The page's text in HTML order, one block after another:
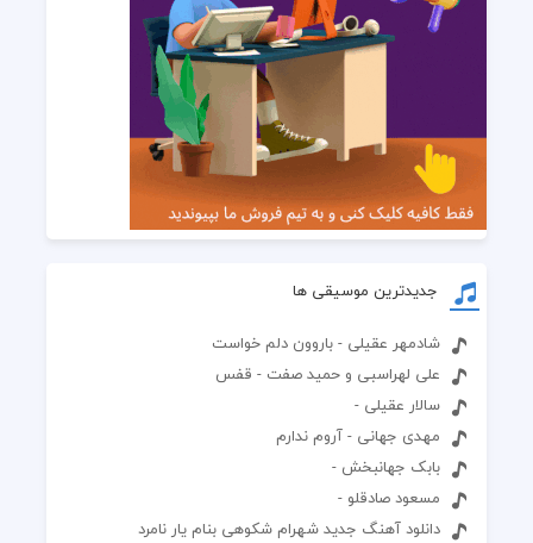
جدیدترین موسیقی ها
شادمهر عقیلی - باروون دلم خواست
علی لهراسبی و حمید صفت - قفس
سالار عقیلی -
مهدی جهانی - آروم ندارم
بابک جهانبخش -
مسعود صادقلو -
دانلود آهنگ جدید شهرام شکوهی بنام یار نامرد